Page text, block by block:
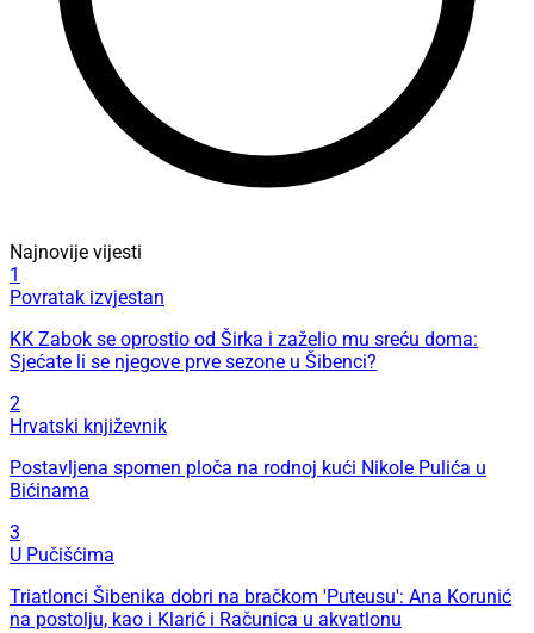
Najnovije vijesti
1
Povratak izvjestan
KK Zabok se oprostio od Širka i zaželio mu sreću doma:
Sjećate li se njegove prve sezone u Šibenci?
2
Hrvatski književnik
Postavljena spomen ploča na rodnoj kući Nikole Pulića u
Bićinama
3
U Pučišćima
Triatlonci Šibenika dobri na bračkom 'Puteusu': Ana Korunić
na postolju, kao i Klarić i Računica u akvatlonu